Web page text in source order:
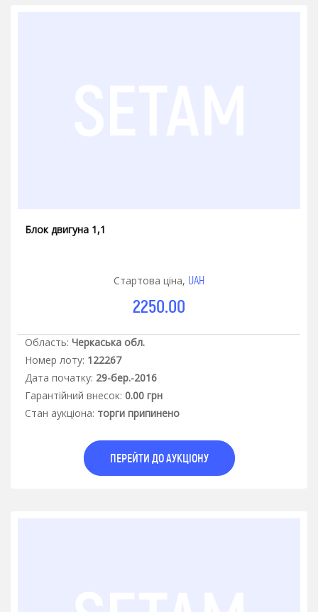
Блок двигуна 1,1
Стартова ціна, UAH
2250.00
Область: Черкаська обл.
Номер лоту: 122267
Дата початку: 29-бер.-2016
Гарантiйний внесок: 0.00 грн
Стан аукцiона: торги припинено
ПЕРЕЙТИ ДО АУКЦІОНУ